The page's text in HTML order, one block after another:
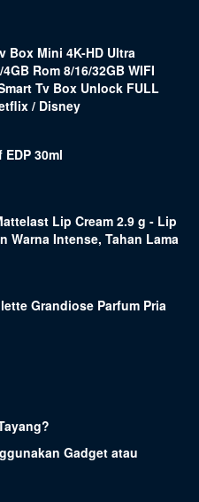
Box Mini 4K-HD Ultra
Rom 8/16/32GB WIFI
Tv Box Unlock FULL
/ Disney
EDP 30ml
Lip Cream 2.9 g - Lip
Warna Intense, Tahan Lama
Grandiose Parfum Pria
Gadget atau